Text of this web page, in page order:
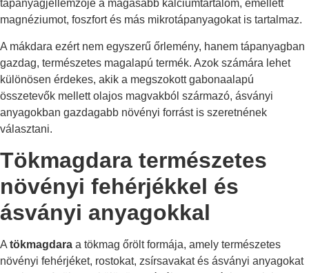
tápanyagjellemzője a magasabb kalciumtartalom, emellett
magnéziumot, foszfort és más mikrotápanyagokat is tartalmaz.
A mákdara ezért nem egyszerű őrlemény, hanem tápanyagban
gazdag, természetes magalapú termék. Azok számára lehet
különösen érdekes, akik a megszokott gabonaalapú
összetevők mellett olajos magvakból származó, ásványi
anyagokban gazdagabb növényi forrást is szeretnének
választani.
Tökmagdara természetes
növényi fehérjékkel és
ásványi anyagokkal
A tökmagdara a tökmag őrölt formája, amely természetes
növényi fehérjéket, rostokat, zsírsavakat és ásványi anyagokat